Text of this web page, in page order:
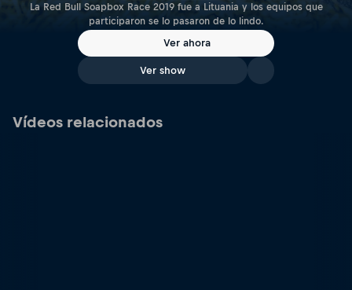
La Red Bull Soapbox Race 2019 fue a Lituania y los equipos que
participaron se lo pasaron de lo lindo.
Ver ahora
Ver show
Vídeos relacionados